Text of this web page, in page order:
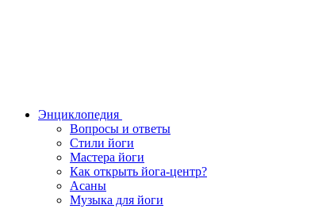
Энциклопедия
Вопросы и ответы
Стили йоги
Мастера йоги
Как открыть йога-центр?
Асаны
Музыка для йоги